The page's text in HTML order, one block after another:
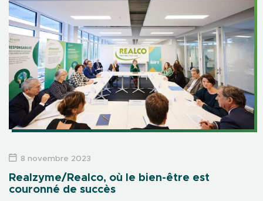
Realzyme/Realco, où le bien-être est
couronné de succès
8 novembre 2023